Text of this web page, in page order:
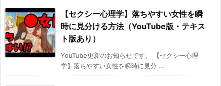
【セクシー心理学】落ちやすい女性を瞬
時に見分ける方法（YouTube版・テキス
ト版あり）
YouTube更新のお知らせです。 【セクシー心理
学】落ちやすい女性を瞬時に見分 ...